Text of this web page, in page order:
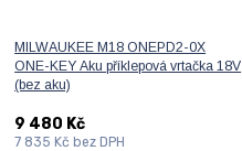
MILWAUKEE M18 ONEPD2-0X
ONE-KEY Aku příklepová vrtačka 18V
(bez aku)
9 480 Kč
7 835 Kčbez DPH